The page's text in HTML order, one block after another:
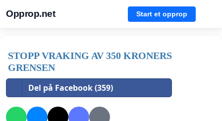
Opprop.net Start et opprop
STOPP VRAKING AV 350 KRONERS
GRENSEN
Del på Facebook (359)